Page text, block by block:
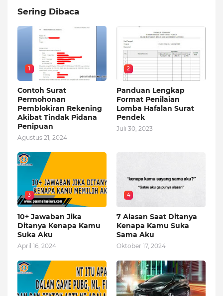
Sering Dibaca
1
Contoh Surat
Permohonan
Pemblokiran Rekening
Akibat Tindak Pidana
Penipuan
Agustus 21, 2024
2
Panduan Lengkap
Format Penilaian
Lomba Hafalan Surat
Pendek
Juli 30, 2023
3
10+ Jawaban Jika
Ditanya Kenapa Kamu
Suka Aku
April 16, 2024
4
7 Alasan Saat Ditanya
Kenapa Kamu Suka
Sama Aku
Oktober 17, 2024